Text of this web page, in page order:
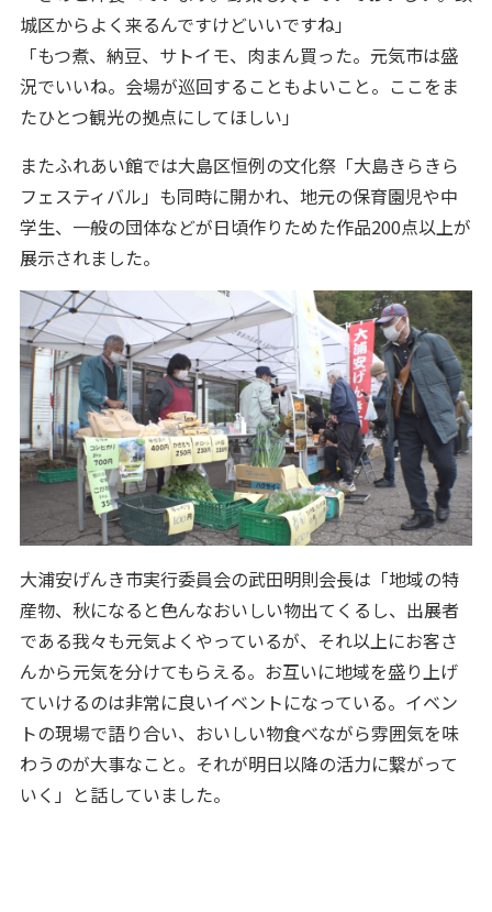
城区からよく来るんですけどいいですね」
「もつ煮、納豆、サトイモ、肉まん買った。元気市は盛
況でいいね。会場が巡回することもよいこと。ここをま
たひとつ観光の拠点にしてほしい」
またふれあい館では大島区恒例の文化祭「大島きらきら
フェスティバル」も同時に開かれ、地元の保育園児や中
学生、一般の団体などが日頃作りためた作品200点以上が
展示されました。
大浦安げんき市実行委員会の武田明則会長は「地域の特
産物、秋になると色んなおいしい物出てくるし、出展者
である我々も元気よくやっているが、それ以上にお客さ
んから元気を分けてもらえる。お互いに地域を盛り上げ
ていけるのは非常に良いイベントになっている。イベン
トの現場で語り合い、おいしい物食べながら雰囲気を味
わうのが大事なこと。それが明日以降の活力に繋がって
いく」と話していました。